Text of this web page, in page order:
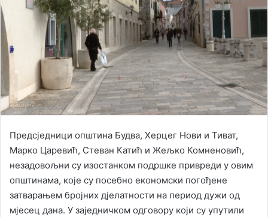
Предсједници општина Будва, Херцег Нови и Тиват,
Марко Царевић, Стеван Катић и Жељко Комненовић,
незадовољни су изостанком подршке привреди у овим
општинама, које су посебно економски погођене
затварањем бројних дјелатности на период дужи од
мјесец дана. У заједничком одговору који су упутили